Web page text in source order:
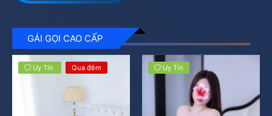
0
t
a
r
(
s
)
GÁI GỌI CAO CẤP
Uy Tín Qua đêm Uy Tín